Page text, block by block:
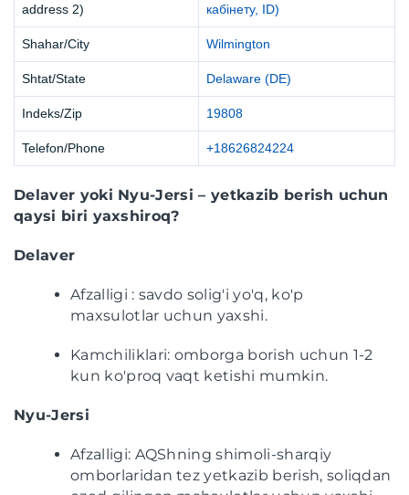
address 2)
кабінету, ID)
Shahar/City Wilmington
Shtat/State Delaware (DE)
Indeks/Zip 19808
Telefon/Phone +18626824224
Delaver yoki Nyu-Jersi – yetkazib berish uchun
qaysi biri yaxshiroq?
Delaver
Afzalligi : savdo solig'i yo'q, ko'p
maxsulotlar uchun yaxshi.
Kamchiliklari: omborga borish uchun 1-2
kun ko'proq vaqt ketishi mumkin.
Nyu-Jersi
Afzalligi: AQShning shimoli-sharqiy
omborlaridan tez yetkazib berish, soliqdan